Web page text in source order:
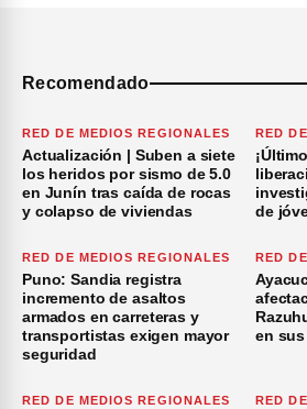
Recomendado
RED DE MEDIOS REGIONALES
Actualización | Suben a siete
los heridos por sismo de 5.0
en Junín tras caída de rocas
y colapso de viviendas
RED
de
RED DE MEDIOS REGIONALES
Puno: Sandia registra
incremento de asaltos
armados en carreteras y
transportistas exigen mayor
seguridad
RED
en
RED DE MEDIOS REGIONALES RED